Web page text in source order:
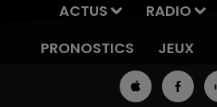
ACTUS RADIO
PRONOSTICS
JEUX